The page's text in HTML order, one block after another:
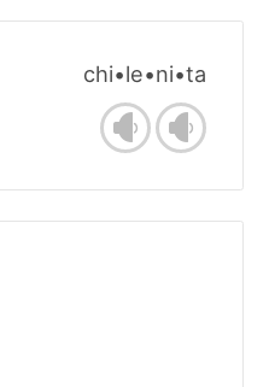
chi•le•ni•ta